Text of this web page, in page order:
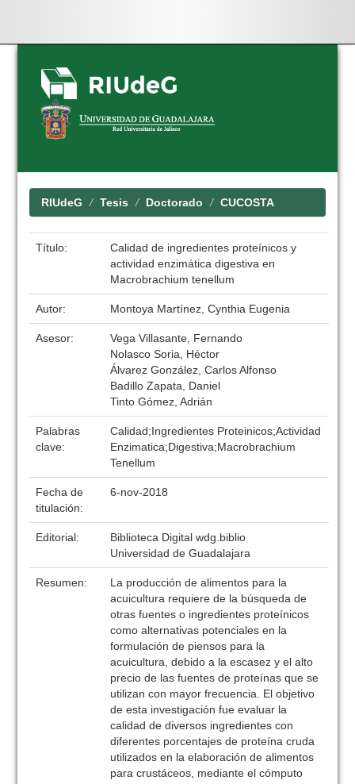
Skip
navigation
RIUdeG Tesis Doctorado CUCOSTA
Título:
Calidad de ingredientes proteínicos y
actividad enzimática digestiva en
Macrobrachium tenellum
Autor: Montoya Martínez, Cynthia Eugenia
Asesor:
Vega Villasante, Fernando
Nolasco Soria, Héctor
Álvarez González, Carlos Alfonso
Badillo Zapata, Daniel
Tinto Gómez, Adrián
Palabras
clave:
Calidad;Ingredientes Proteinicos;Actividad
Enzimatica;Digestiva;Macrobrachium
Tenellum
Fecha de
titulación:
6-nov-2018
Editorial:
Biblioteca Digital wdg.biblio
Universidad de Guadalajara
Resumen:
La producción de alimentos para la
acuicultura requiere de la búsqueda de
otras fuentes o ingredientes proteínicos
como alternativas potenciales en la
formulación de piensos para la
acuicultura, debido a la escasez y el alto
precio de las fuentes de proteínas que se
utilizan con mayor frecuencia. El objetivo
de esta investigación fue evaluar la
calidad de diversos ingredientes con
diferentes porcentajes de proteína cruda
utilizados en la elaboración de alimentos
para crustáceos, mediante el cómputo